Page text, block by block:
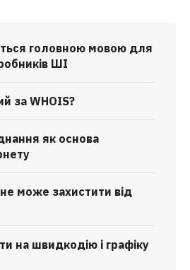
головною мовою для
ШІ
за WHOIS?
як основа
може захистити від
на швидкодію і графіку